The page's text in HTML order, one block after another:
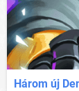
Három új